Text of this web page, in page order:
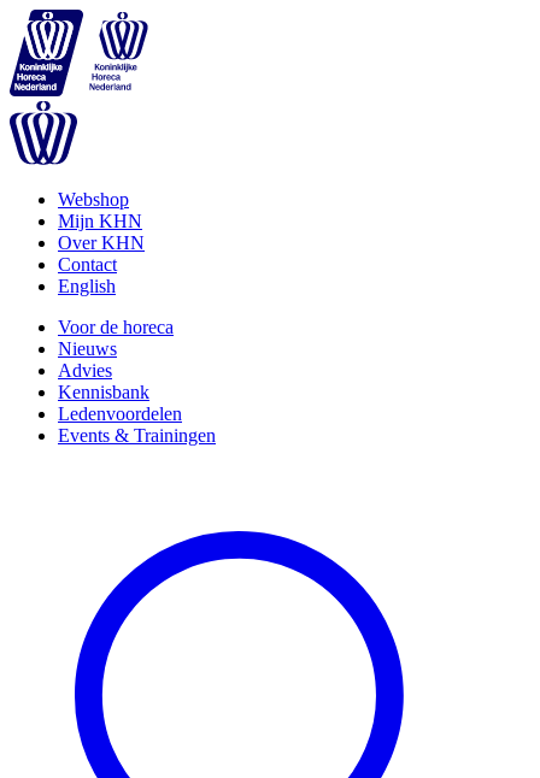
Webshop
Mijn KHN
Over KHN
Contact
English
Voor de horeca
Nieuws
Advies
Kennisbank
Ledenvoordelen
Events & Trainingen